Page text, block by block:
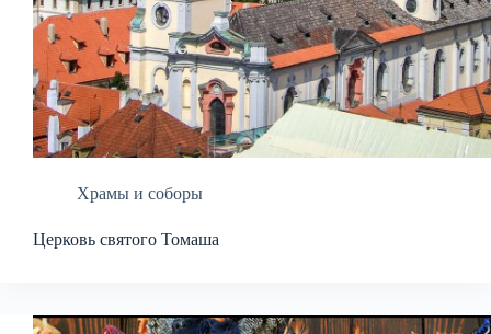
Храмы и соборы
Церковь святого Томаша